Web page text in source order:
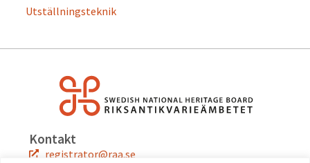
Utställningsteknik
Kontakt
registrator@raa.se